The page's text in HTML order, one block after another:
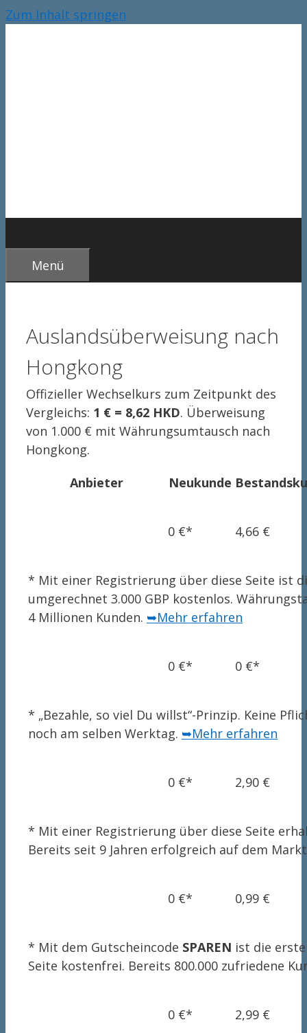
Zum Inhalt springen
Menü
Auslandsüberweisung nach
Hongkong
Offizieller Wechselkurs zum Zeitpunkt des
Vergleichs: 1 € = 8,62 HKD. Überweisung
von 1.000 € mit Währungsumtausch nach
Hongkong.
Anbieter
Neukunde
0 €* 4,66 €
* Mit einer Registrierung über diese Seite ist
umgerechnet 3.000 GBP kostenlos.
4 Millionen Kunden. ➥Mehr erfahren
0 €* 0 €*
* „Bezahle, so viel Du willst“-Prinzip. Keine
noch am selben Werktag. ➥Mehr erfahren
0 €* 2,90 €
* Mit einer Registrierung über diese Seite
Bereits seit 9 Jahren erfolgreich auf dem
0 €* 0,99 €
* Mit dem Gutscheincode SPAREN ist die
Seite kostenfrei. Bereits 800.000 zufriedene
0 €* 2,99 €